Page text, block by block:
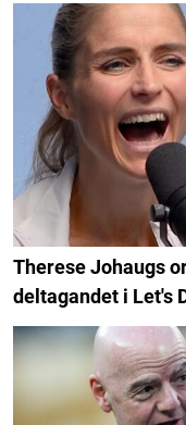
Therese Johaugs
deltagandet i Let's